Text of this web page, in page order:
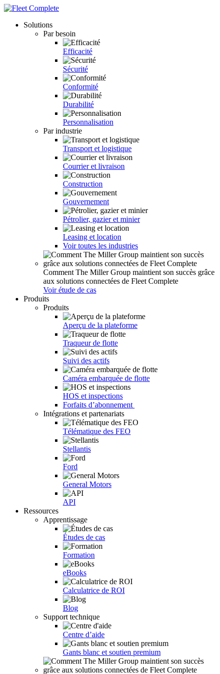
Solutions
Par besoin
Efficacité
Sécurité
Conformité
Durabilité
Personnalisation
Par industrie
Transport et logistique
Courrier et livraison
Construction
Gouvernement
Pétrolier, gazier et minier
Leasing et location
Voir toutes les industries
Comment The Miller Group maintient son succès grâce
aux solutions connectées de Fleet Complete
Voir étude de cas
Produits
Produits
Aperçu de la plateforme
Traqueur de flotte
Suivi des actifs
Caméra embarquée de flotte
HOS et inspections
Forfaits d’abonnement
Intégrations et partenariats
Télématique des FEO
Stellantis
Ford
General Motors
API
Ressources
Apprentissage
Études de cas
Formation
eBooks
Calculatrice de ROI
Blog
Support technique
Centre d’aide
Gants blanc et soutien premium